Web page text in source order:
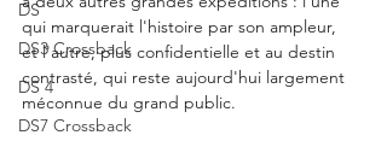
DS
DS3 Crossback
DS 4
DS7 Crossback
qui marquerait l'histoire par son ampleur,
et l'autre, plus confidentielle et au destin
contrasté, qui reste aujourd'hui largement
méconnue du grand public.